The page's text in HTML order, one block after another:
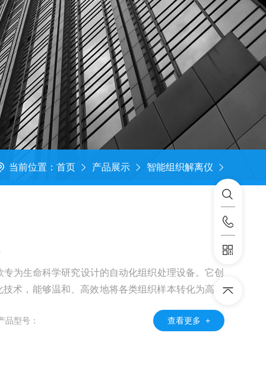
当前位置： 首页 产品展示 智能组织解离仪
为生命科学研究设计的自动化组织处理设备。它创
术，能够温和、高效地将各类组织样本转化为高活
活性难保证等痛点，为后续的单细胞测序、类器官
质量的起始样本。
品型号： 查看更多 +